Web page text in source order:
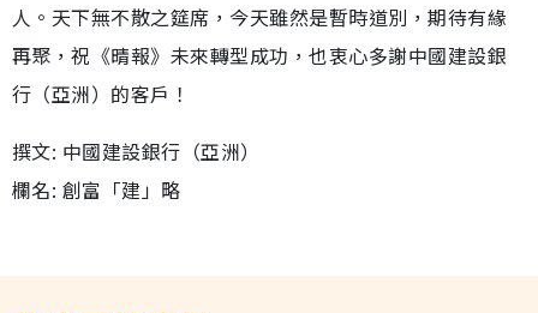
人。天下無不散之筵席，今天雖然是暫時道別，期待有緣
再聚，祝《晴報》未來轉型成功，也衷心多謝中國建設銀
行（亞洲）的客戶！
撰文: 中國建設銀行（亞洲）
欄名: 創富「建」略